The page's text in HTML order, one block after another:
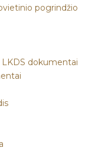
pogrindžio
LKDS dokumentai